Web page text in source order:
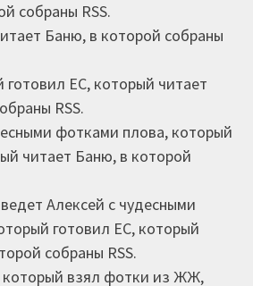
собраны RSS.
Баню, в которой собраны
готовил ЕС, который читает
RSS.
фотками плова, который
читает Баню, в которой
Алексей с чудесными
готовил ЕС, который
собраны RSS.
взял фотки из ЖЖ,